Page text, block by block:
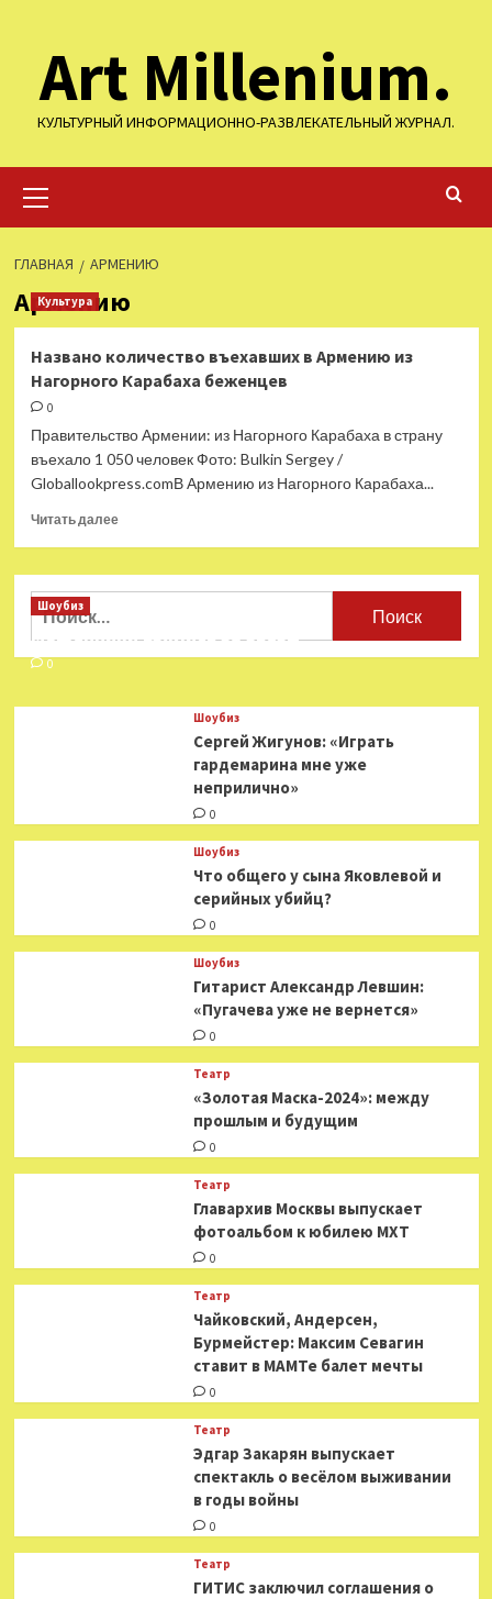
содержимому
Art Millenium.
КУЛЬТУРНЫЙ ИНФОРМАЦИОННО-РАЗВЛЕКАТЕЛЬНЫЙ ЖУРНАЛ.
меню
ГЛАВНАЯ АРМЕНИЮ
Армению
Культура
Названо количество въехавших в Армению из
Нагорного Карабаха беженцев
0
Правительство Армении: из Нагорного Карабаха в страну
въехало 1 050 человек Фото: Bulkin Sergey /
Globallookpress.comВ Армению из Нагорного Карабаха...
Читать далееПрочитать
Названо
в
Армению
Нагорного
Найти:
Шоубиз
Мошенники взялись за звезд
0
Шоубиз
Сергей Жигунов: «Играть
гардемарина мне уже
неприлично»
0
Шоубиз
Что общего у сына Яковлевой и
серийных убийц?
0
Шоубиз
Гитарист Александр Левшин:
«Пугачева уже не вернется»
0
Театр
«Золотая Маска-2024»: между
прошлым и будущим
0
Театр
​​Главархив Москвы выпускает
фотоальбом к юбилею МХТ
0
Театр
​​Чайковский, Андерсен,
Бурмейстер: Максим Севагин
ставит в МАМТе балет мечты
0
Театр
Эдгар Закарян выпускает
спектакль о весёлом выживании
в годы войны
0
Театр
ГИТИС заключил соглашения о